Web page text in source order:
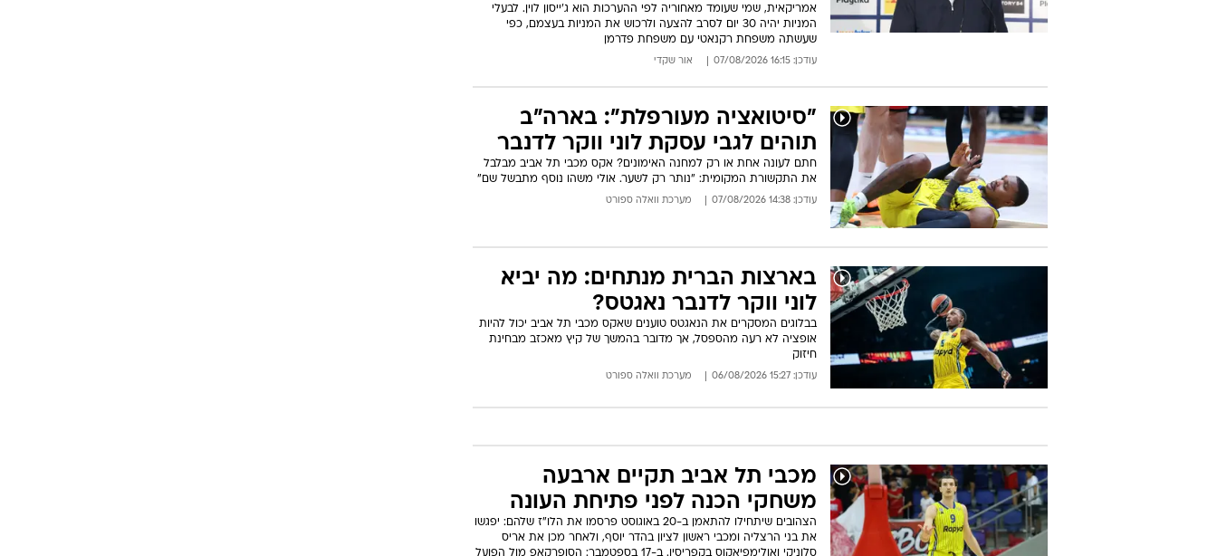
אמריקאית, שמי שעומד מאחוריה לפי ההערכות הוא ג'ייסון לוין. לבעלי
המניות יהיה 30 יום לסרב להצעה ולרכוש את המניות בעצמם, כפי
שעשתה משפחת רקנאטי עם משפחת פדרמן
עודכן: 16:15 07/08/2026 אור שקדי
"סיטואציה מעורפלת": בארה"ב
תוהים לגבי עסקת לוני ווקר לדנבר
חתם לעונה אחת או רק למחנה האימונים? אקס מכבי תל אביב מבלבל
את התקשורת המקומית: "נותר רק לשער. אולי משהו נוסף מתבשל שם"
עודכן: 14:38 07/08/2026 מערכת וואלה ספורט
בארצות הברית מנתחים: מה יביא
לוני ווקר לדנבר נאגטס?
בבלוגים המסקרים את הנאגטס טוענים שאקס מכבי תל אביב יכול להיות
אופציה לא רעה מהספסל, אך מדובר בהמשך של קיץ מאכזב מבחינת
חיזוק
עודכן: 15:27 06/08/2026 מערכת וואלה ספורט
מכבי תל אביב תקיים ארבעה
משחקי הכנה לפני פתיחת העונה
הצהובים שיתחילו להתאמן ב-20 באוגוסט פרסמו את הלו"ז שלהם: יפגשו
את בני הרצליה ומכבי ראשון לציון בהדר יוסף, ולאחר מכן את אריס
סלוניקי ואולימפיאקוס בקפריסין. ב-17 בספטמבר: הסופרקאפ מול הפועל